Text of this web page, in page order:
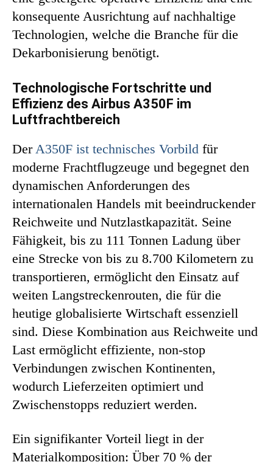
konsequente Ausrichtung auf nachhaltige
Technologien, welche die Branche für die
Dekarbonisierung benötigt.
Technologische Fortschritte und
Effizienz des Airbus A350F im
Luftfrachtbereich
DerA350F ist technisches Vorbild für
moderne Frachtflugzeuge und begegnet den
dynamischen Anforderungen des
internationalen Handels mit beeindruckender
Reichweite und Nutzlastkapazität. Seine
Fähigkeit, bis zu 111 Tonnen Ladung über
eine Strecke von bis zu 8.700 Kilometern zu
transportieren, ermöglicht den Einsatz auf
weiten Langstreckenrouten, die für die
heutige globalisierte Wirtschaft essenziell
sind. Diese Kombination aus Reichweite und
Last ermöglicht effiziente, non-stop
Verbindungen zwischen Kontinenten,
wodurch Lieferzeiten optimiert und
Zwischenstopps reduziert werden.
Ein signifikanter Vorteil liegt in der
Materialkomposition: Über 70 % der